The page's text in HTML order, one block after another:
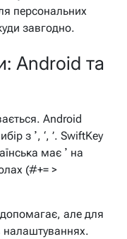
персональних
завгодно.
Android та
Android
з ʼ, ‘, ’. SwiftKey
має ʼ на
(#+= >
але для
налаштуваннях.